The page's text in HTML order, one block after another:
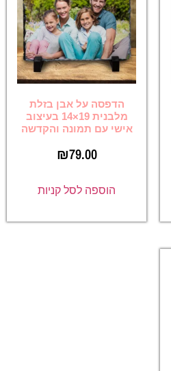
הדפסה על אבן בזלת
מלבנית 19×14 בעיצוב
אישי עם תמונה והקדשה
₪79.00
הוספה לסל קניות